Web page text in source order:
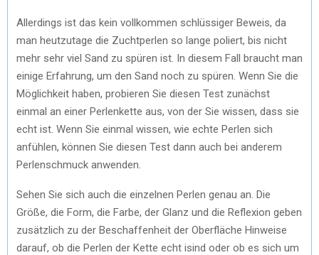
Allerdings ist das kein vollkommen schlüssiger Beweis, da
man heutzutage die Zuchtperlen so lange poliert, bis nicht
mehr sehr viel Sand zu spüren ist. In diesem Fall braucht man
einige Erfahrung, um den Sand noch zu spüren. Wenn Sie die
Möglichkeit haben, probieren Sie diesen Test zunächst
einmal an einer Perlenkette aus, von der Sie wissen, dass sie
echt ist. Wenn Sie einmal wissen, wie echte Perlen sich
anfühlen, können Sie diesen Test dann auch bei anderem
Perlenschmuck anwenden.
Sehen Sie sich auch die einzelnen Perlen genau an. Die
Größe, die Form, die Farbe, der Glanz und die Reflexion geben
zusätzlich zu der Beschaffenheit der Oberfläche Hinweise
darauf, ob die Perlen der Kette echt isind oder ob es sich um